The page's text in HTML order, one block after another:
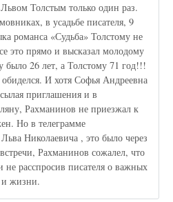
Толстым только один раз.
в усадьбе писателя, 9
романса «Судьба» Толстому не
это прямо и высказал молодому
было 26 лет, а Толстому 71 год!!!
И хотя Софья Андреевна
приглашения и в
Рахманинов не приезжал к
Но в телеграмме
Николаевича , это было через
Рахманинов сожалел, что
расспросив писателя о важных
и жизни.